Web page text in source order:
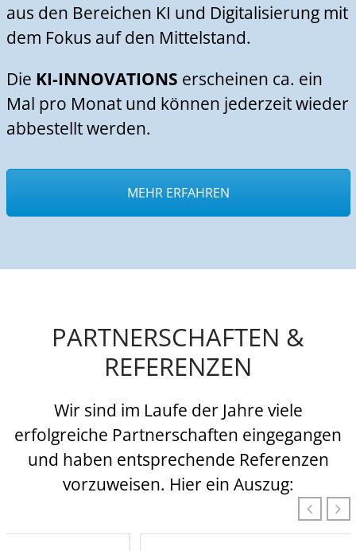
aus den Bereichen KI und Digitalisierung mit
dem Fokus auf den Mittelstand.
Die KI-INNOVATIONS erscheinen ca. ein
Mal pro Monat und können jederzeit wieder
abbestellt werden.
MEHR ERFAHREN
PARTNERSCHAFTEN &
REFERENZEN
Wir sind im Laufe der Jahre viele
erfolgreiche Partnerschaften eingegangen
und haben entsprechende Referenzen
vorzuweisen. Hier ein Auszug: